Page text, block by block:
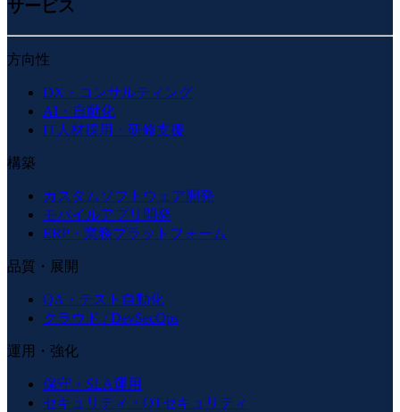
サービス
方向性
DX・コンサルティング
AI・自動化
IT人材採用・研修支援
構築
カスタムソフトウェア開発
モバイルアプリ開発
ERP・業務プラットフォーム
品質・展開
QA・テスト自動化
クラウド / DevSecOps
運用・強化
保守・SLA運用
セキュリティ・OTセキュリティ